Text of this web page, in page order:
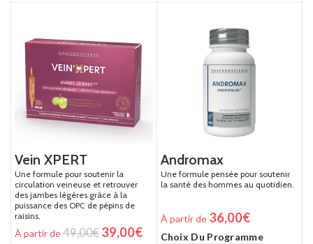
Vein XPERT
Une formule pour soutenir la
circulation veineuse et retrouver
des jambes légères grâce à la
puissance des OPC de pépins de
raisins.
À partir de49,00€ 39,00€
Andromax
Une formule pensée pour soutenir
la santé des hommes au quotidien.
À partir de 36,00€
Choix Du Programme